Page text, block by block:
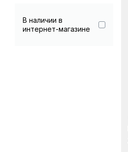
Хлопок 73%
Эластан 2%
В наличии в
интернет-магазине